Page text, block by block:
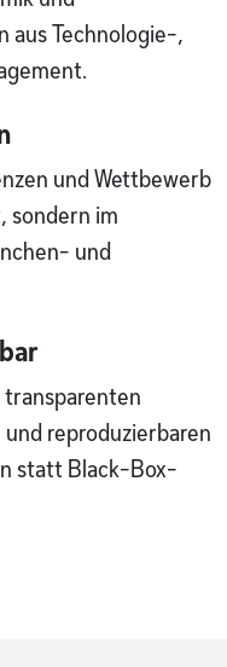
aus Technologie-,
und Wettbewerb
sondern im
und
transparenten
reproduzierbaren
statt Black-Box-